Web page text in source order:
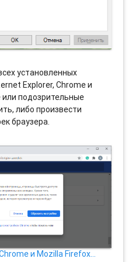
установленных
Explorer, Chrome и
или подозрительные
либо произвести
браузера.
и Mozilla Firefox…